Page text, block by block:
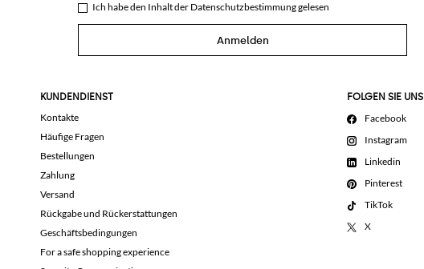
Ich habe den Inhalt der Datenschutzbestimmunggelesen
Anmelden
KUNDENDIENST
Kontakte
Häufige Fragen
Bestellungen
Zahlung
Versand
Rückgabe und Rückerstattungen
Geschäftsbedingungen
For a safe shopping experience
FOLGEN SIE UNS
Facebook
Instagram
Linkedin
Pinterest
TikTok
X